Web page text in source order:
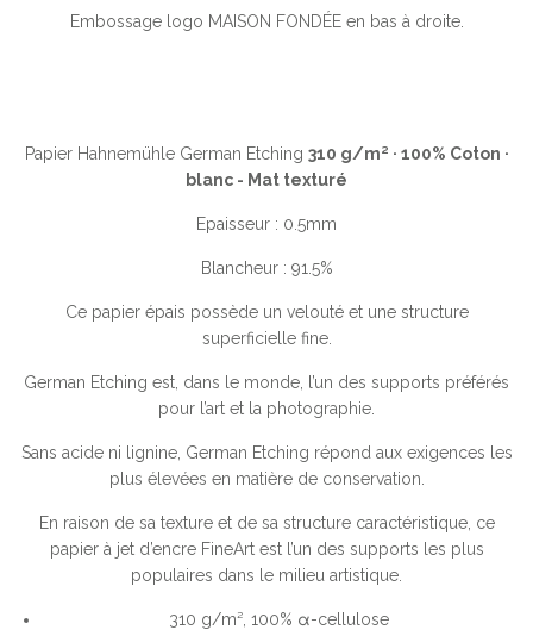
Embossage logo MAISON FONDÉE en bas à droite.
Papier Hahnemühle German Etching 310 g/m² · 100% Coton ·
blanc - Mat texturé
Epaisseur : 0.5mm
Blancheur : 91.5%
Ce papier épais possède un velouté et une structure
superficielle fine.
German Etching est, dans le monde, l’un des supports préférés
pour l’art et la photographie.
Sans acide ni lignine, German Etching répond aux exigences les
plus élevées en matière de conservation.
En raison de sa texture et de sa structure caractéristique, ce
papier à jet d’encre FineArt est l’un des supports les plus
populaires dans le milieu artistique.
310 g/m², 100% α-cellulose